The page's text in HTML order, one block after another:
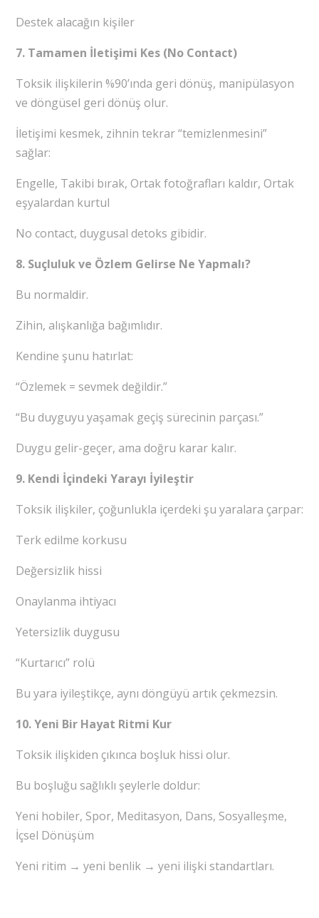
Destek alacağın kişiler
7. Tamamen İletişimi Kes (No Contact)
Toksik ilişkilerin %90’ında geri dönüş, manipülasyon
ve döngüsel geri dönüş olur.
İletişimi kesmek, zihnin tekrar “temizlenmesini”
sağlar:
Engelle, Takibi bırak, Ortak fotoğrafları kaldır, Ortak
eşyalardan kurtul
No contact, duygusal detoks gibidir.
8. Suçluluk ve Özlem Gelirse Ne Yapmalı?
Bu normaldir.
Zihin, alışkanlığa bağımlıdır.
Kendine şunu hatırlat:
“Özlemek = sevmek değildir.”
“Bu duyguyu yaşamak geçiş sürecinin parçası.”
Duygu gelir-geçer, ama doğru karar kalır.
9. Kendi İçindeki Yarayı İyileştir
Toksik ilişkiler, çoğunlukla içerdeki şu yaralara çarpar:
Terk edilme korkusu
Değersizlik hissi
Onaylanma ihtiyacı
Yetersizlik duygusu
“Kurtarıcı” rolü
Bu yara iyileştikçe, aynı döngüyü artık çekmezsin.
10. Yeni Bir Hayat Ritmi Kur
Toksik ilişkiden çıkınca boşluk hissi olur.
Bu boşluğu sağlıklı şeylerle doldur:
Yeni hobiler, Spor, Meditasyon, Dans, Sosyalleşme,
İçsel Dönüşüm
Yeni ritim → yeni benlik → yeni ilişki standartları.